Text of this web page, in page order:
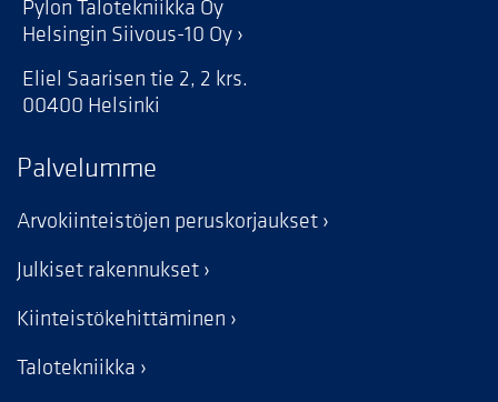
Pylon Talotekniikka Oy
Helsingin Siivous-10 Oy
Eliel Saarisen tie 2, 2 krs.
00400 Helsinki
Palvelumme
Arvokiinteistöjen peruskorjaukset
Julkiset rakennukset
Kiinteistökehittäminen
Talotekniikka